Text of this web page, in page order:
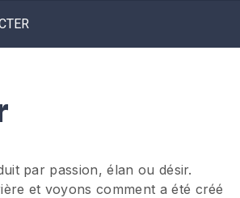
par passion, élan ou désir.
et voyons comment a été créé